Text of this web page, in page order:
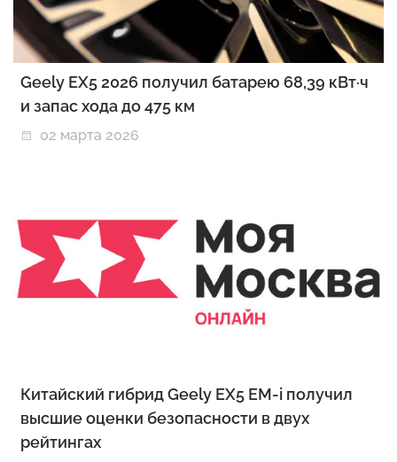
Geely EX5 2026 получил батарею 68,39 кВт·ч
и запас хода до 475 км
02 марта 2026
Китайский гибрид Geely EX5 EM-i получил
высшие оценки безопасности в двух
рейтингах